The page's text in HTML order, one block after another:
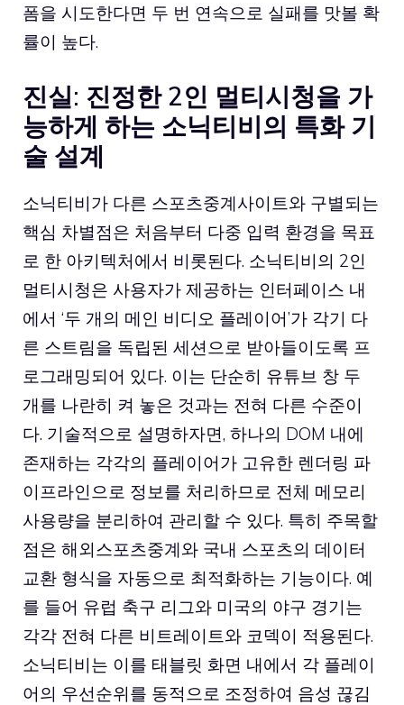
폼을 시도한다면 두 번 연속으로 실패를 맛볼 확
률이 높다.
진실: 진정한 2인 멀티시청을 가
능하게 하는 소닉티비의 특화 기
술 설계
소닉티비가 다른 스포츠중계사이트와 구별되는
핵심 차별점은 처음부터 다중 입력 환경을 목표
로 한 아키텍처에서 비롯된다. 소닉티비의 2인
멀티시청은 사용자가 제공하는 인터페이스 내
에서 ‘두 개의 메인 비디오 플레이어’가 각기 다
른 스트림을 독립된 세션으로 받아들이도록 프
로그래밍되어 있다. 이는 단순히 유튜브 창 두
개를 나란히 켜 놓은 것과는 전혀 다른 수준이
다. 기술적으로 설명하자면, 하나의 DOM 내에
존재하는 각각의 플레이어가 고유한 렌더링 파
이프라인으로 정보를 처리하므로 전체 메모리
사용량을 분리하여 관리할 수 있다. 특히 주목할
점은 해외스포츠중계와 국내 스포츠의 데이터
교환 형식을 자동으로 최적화하는 기능이다. 예
를 들어 유럽 축구 리그와 미국의 야구 경기는
각각 전혀 다른 비트레이트와 코덱이 적용된다.
소닉티비는 이를 태블릿 화면 내에서 각 플레이
어의 우선순위를 동적으로 조정하여 음성 끊김